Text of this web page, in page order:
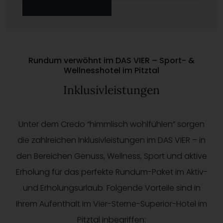
Rundum verwöhnt im DAS VIER – Sport- &
Wellnesshotel im Pitztal
Inklusivleistungen
Unter dem Credo “himmlisch wohlfühlen” sorgen
die zahlreichen Inklusivleistungen im DAS VIER – in
den Bereichen Genuss, Wellness, Sport und aktive
Erholung für das perfekte Rundum-Paket im Aktiv-
und Erholungsurlaub. Folgende Vorteile sind in
Ihrem Aufenthalt im Vier-Sterne-Superior-Hotel im
Pitztal inbegriffen: